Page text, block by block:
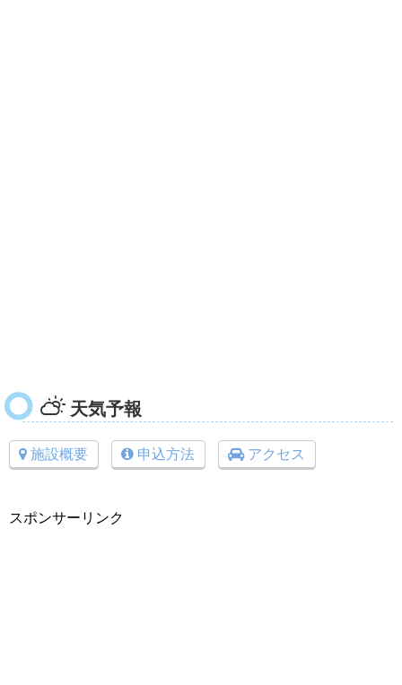
天気予報
施設概要 申込方法 アクセス
スポンサーリンク